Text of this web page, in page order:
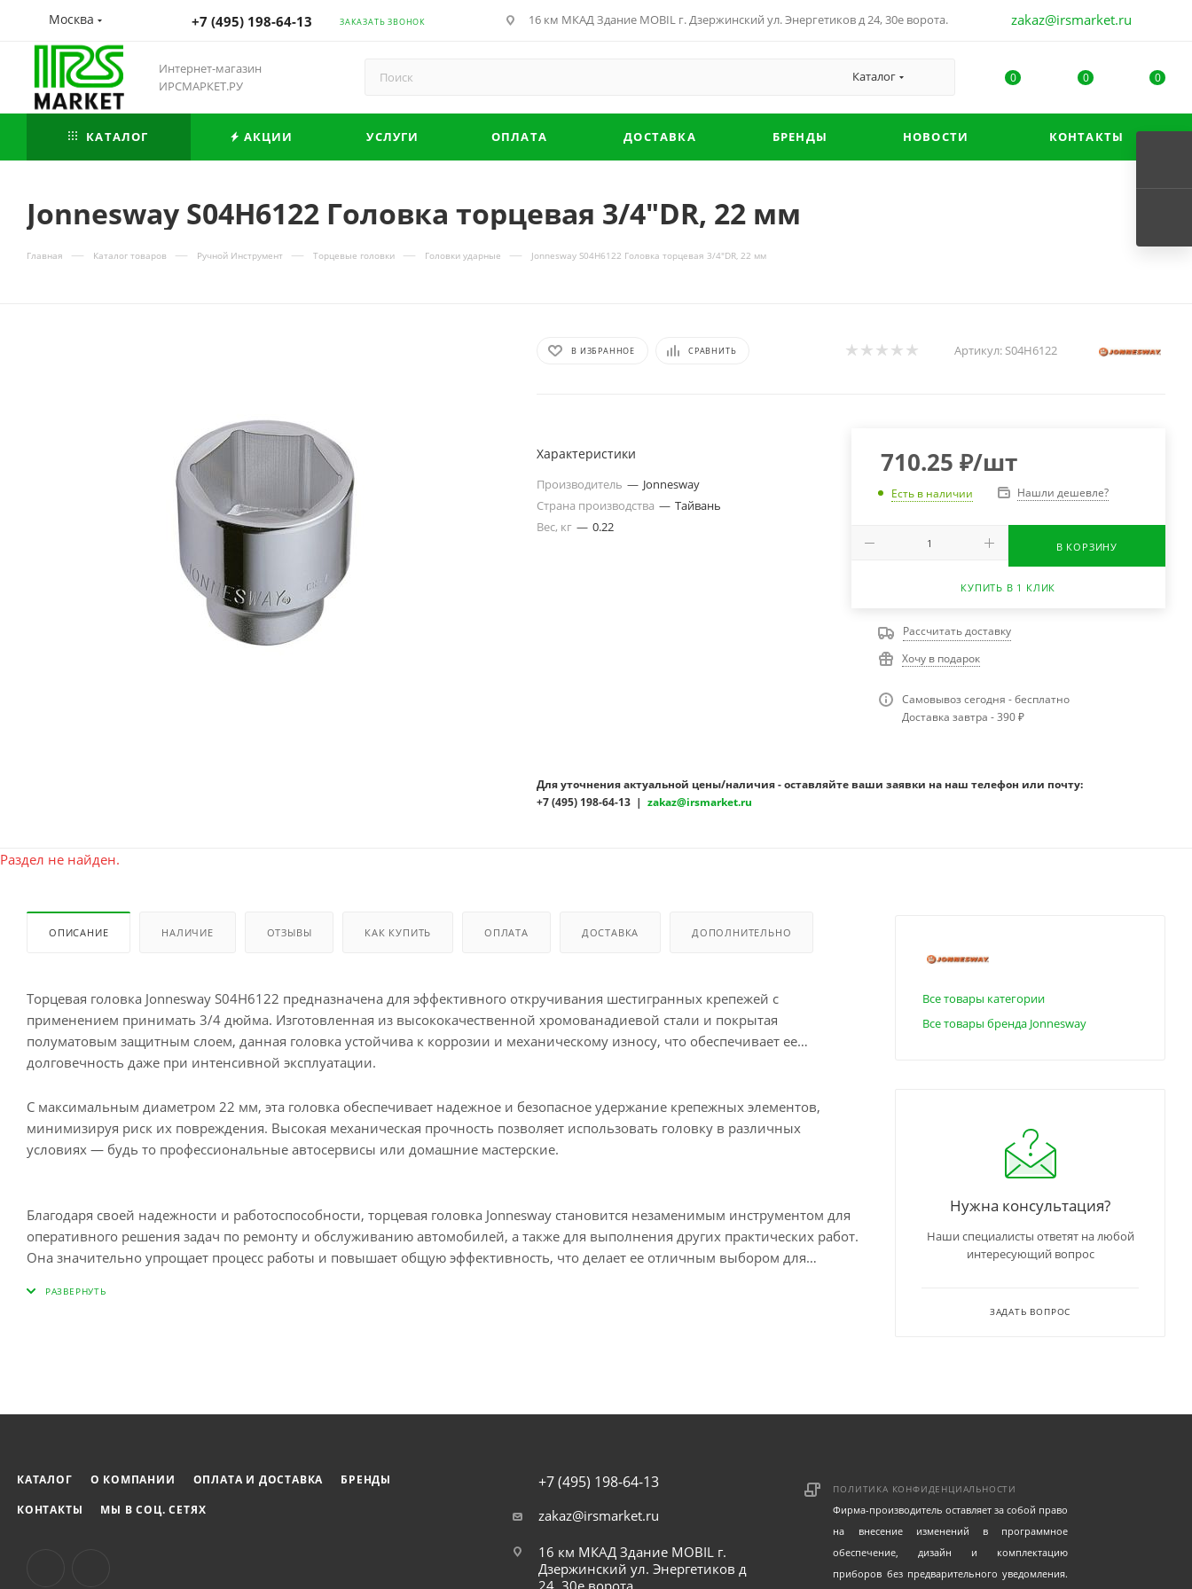
Москва +7 (495) 198-64-13 ЗАКАЗАТЬ ЗВОНОК 16 км МКАД Здание MOBIL г. Дзержинский ул. Энергетиков д 24, 30е ворота. zakaz@irsmarket.ru
Интернет-магазин
ИРСМАРКЕТ.РУ
Каталог 0 0 0
КАТАЛОГ АКЦИИ УСЛУГИ ОПЛАТА ДОСТАВКА БРЕНДЫ НОВОСТИ КОНТАКТЫ
Jonnesway S04H6122 Головка торцевая 3/4"DR, 22 мм
Главная — Каталог товаров — Ручной Инструмент — Торцевые головки — Головки ударные — Jonnesway S04H6122 Головка торцевая 3/4"DR, 22 мм
В ИЗБРАННОЕ СРАВНИТЬ Артикул: S04H6122
Характеристики
Производитель — Jonnesway
Страна производства — Тайвань
Вес, кг — 0.22
710.25 ₽/шт
Есть в наличии Нашли дешевле?
В КОРЗИНУ
КУПИТЬ В 1 КЛИК
Рассчитать доставку
Хочу в подарок
Самовывоз сегодня - бесплатно
Доставка завтра - 390 ₽
Для уточнения актуальной цены/наличия - оставляйте ваши заявки на наш телефон или почту:
+7 (495) 198-64-13 |zakaz@irsmarket.ru
Раздел не найден.
ОПИСАНИЕ НАЛИЧИЕ ОТЗЫВЫ КАК КУПИТЬ ОПЛАТА ДОСТАВКА ДОПОЛНИТЕЛЬНО
Торцевая головка Jonnesway S04H6122 предназначена для эффективного откручивания шестигранных крепежей с
применением принимать 3/4 дюйма. Изготовленная из высококачественной хромованадиевой стали и покрытая
полуматовым защитным слоем, данная головка устойчива к коррозии и механическому износу, что обеспечивает ее
долговечность даже при интенсивной эксплуатации.
С максимальным диаметром 22 мм, эта головка обеспечивает надежное и безопасное удержание крепежных элементов,
минимизируя риск их повреждения. Высокая механическая прочность позволяет использовать головку в различных
условиях — будь то профессиональные автосервисы или домашние мастерские.
Благодаря своей надежности и работоспособности, торцевая головка Jonnesway становится незаменимым инструментом для
оперативного решения задач по ремонту и обслуживанию автомобилей, а также для выполнения других практических работ.
Она значительно упрощает процесс работы и повышает общую эффективность, что делает ее отличным выбором для
Все товары категории
Все товары бренда Jonnesway
Нужна консультация?
Наши специалисты ответят на любой
интересующий вопрос
ЗАДАТЬ ВОПРОС
КАТАЛОГ О КОМПАНИИ ОПЛАТА И ДОСТАВКА
БРЕНДЫ
КОНТАКТЫ
МЫ В СОЦ. СЕТЯХ
+7 (495) 198-64-13
zakaz@irsmarket.ru
16 км МКАД Здание MOBIL г.
Дзержинский ул. Энергетиков д
24, 30е ворота.
ПОЛИТИКА КОНФИДЕНЦИАЛЬНОСТИ
Фирма-производитель оставляет за собой право
на внесение изменений в программное
обеспечение, дизайн и комплектацию
приборов без предварительного уведомления.